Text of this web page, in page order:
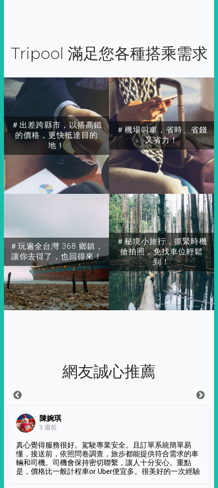
Tripool 滿足您各種搭乘需求
＃出差跨縣市，以搭高鐵
的價格，更快抵達目的
地！
＃玩遍全台灣 368 鄉鎮，
讓你去得了，也回得來！
＃秘境小旅行，抓緊時機
搶拍照，免找車位輕鬆
到！
＃機場叫車，省時、省錢
又省力！
網友誠心推薦
陳婉琪
3 週前
真心覺得服務很好。駕駛專業安全。且訂單系統簡單易
懂，接送前，依照問卷調查，旅步都能提供符合需求的車
輛和司機。司機會保持密切聯繫，讓人十分安心。重點
是，價格比一般計程車or Uber便宜多。很美好的一次經驗